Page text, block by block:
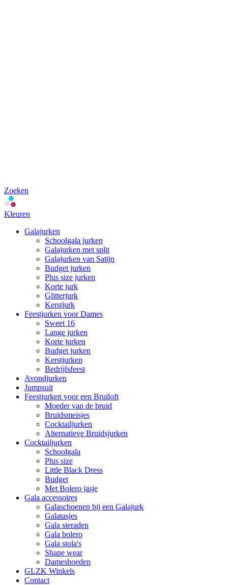
Zoeken
Kleuren
Galajurken
Schoolgala jurken
Galajurken met split
Galajurken van Satijn
Budget jurken
Plus size jurken
Korte jurk
Glitterjurk
Kerstjurk
Feestjurken voor Dames
Sweet 16
Lange jurken
Korte jurken
Budget jurken
Kerstjurken
Bedrijfsfeest
Avondjurken
Jumpsuit
Feestjurken voor een Bruiloft
Moeder van de bruid
Bruidsmeisjes
Cocktailjurken
Alternatieve Bruidsjurken
Cocktailjurken
Schoolgala
Plus size
Little Black Dress
Budget
Met Bolero jasje
Gala accessoires
Galaschoenen bij een Galajurk
Galatasjes
Gala sieraden
Gala bolero
Gala stola's
Shape wear
Dameshoeden
GLZK Winkels
Contact